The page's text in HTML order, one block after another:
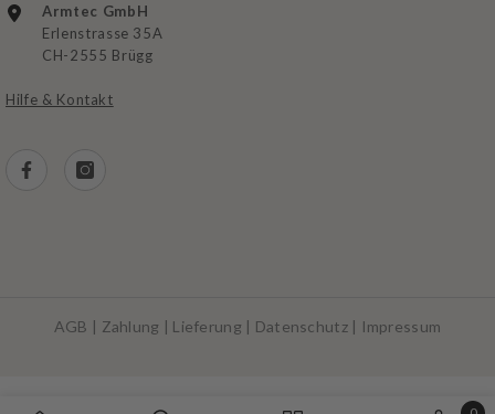
Armtec GmbH
Erlenstrasse 35A
CH-2555 Brügg
Hilfe & Kontakt
AGB | Zahlung | Lieferung | Datenschutz| Impressum